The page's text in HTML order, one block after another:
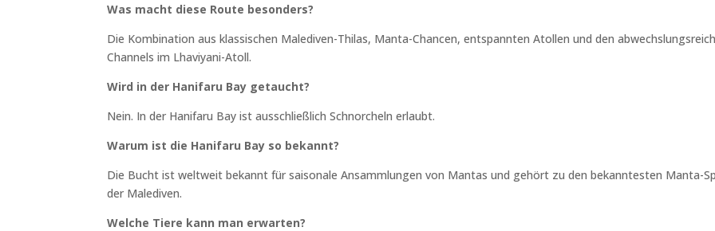
Was macht diese Route besonders?
Die Kombination aus klassischen Malediven-Thilas, Manta-Chancen, entspannten Atollen und den
Channels im Lhaviyani-Atoll.
Wird in der Hanifaru Bay getaucht?
Nein. In der Hanifaru Bay ist ausschließlich Schnorcheln erlaubt.
Warum ist die Hanifaru Bay so bekannt?
Die Bucht ist weltweit bekannt für saisonale Ansammlungen von Mantas und gehört zu den bekanntesten Manta-
der Malediven.
Welche Tiere kann man erwarten?